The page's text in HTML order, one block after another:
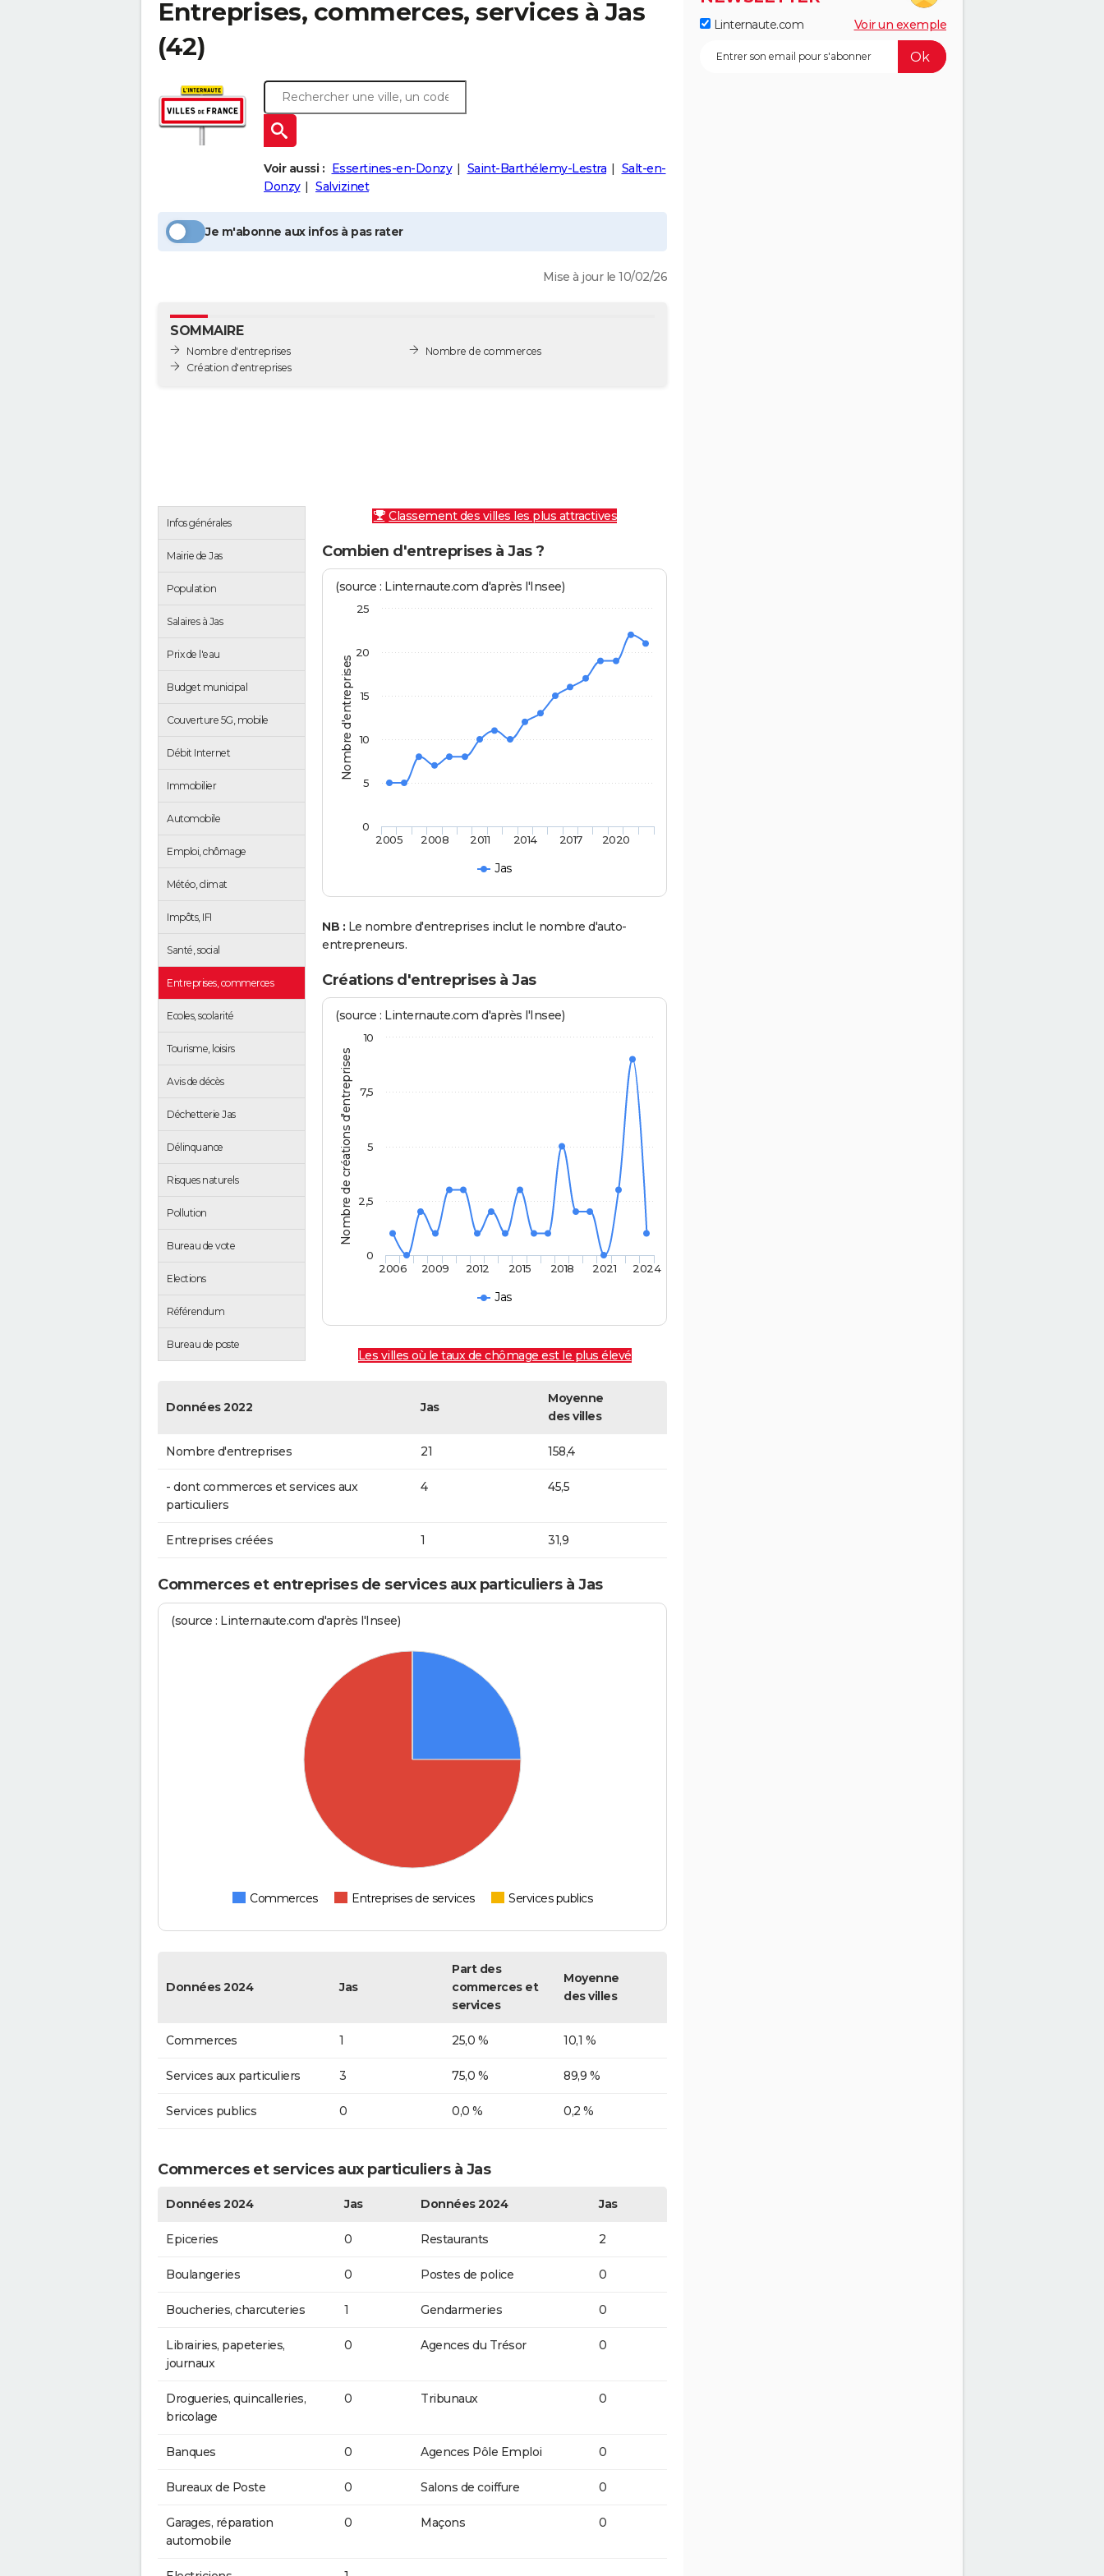
Entreprises, commerces, services àJas
(42)
Voir aussi : Essertines-en-Donzy Saint-Barthélemy-Lestra
Salt-en-
Donzy
Salvizinet
Je m'abonne aux infos à pas rater
Mise à jour le 10/02/26
SOMMAIRE
Nombre d'entreprises
Création d'entreprises
Nombre de commerces
Infos générales
Mairie de Jas
Population
Salaires à Jas
Prix de l'eau
Budget municipal
Couverture 5G, mobile
Débit Internet
Immobilier
Automobile
Emploi, chômage
Météo, climat
Impôts, IFI
Santé, social
Entreprises, commerces
Ecoles, scolarité
Tourisme, loisirs
Avis de décès
Déchetterie Jas
Délinquance
Risques naturels
Pollution
Bureau de vote
Elections
Référendum
Bureau de poste
Classement des villes les plus attractives
Combien d'entreprises à Jas ?
Nombre d'entreprises
(source : Linternaute.com d'après l'Insee)
Jas
2005 2008 2011 2014 2017 2020
0
5
10
15
20
25
NB : Le nombre d'entreprises inclut le nombre d'auto-
entrepreneurs.
Créations d'entreprises à Jas
Nombre de créations d'entreprises
(source : Linternaute.com d'après l'Insee)
Jas
2006 2009 2012 2015 2018 2021 2024
0
2,5
5
7,5
10
Les villes où le taux de chômage est le plus élevé
Données 2022 Jas
Moyenne
des villes
Nombre d'entreprises 21 158,4
- dont commerces et services aux
particuliers
4 45,5
Entreprises créées 1 31,9
Commerces et entreprises de services aux particuliers à Jas
(source : Linternaute.com d'après l'Insee)
Commerces Entreprises de services Services publics
Données 2024 Jas
Part des
commerces et
services
Moyenne
des villes
Commerces 1 25,0 % 10,1 %
Services aux particuliers 3 75,0 % 89,9 %
Services publics 0 0,0 % 0,2 %
Commerces et services aux particuliers à Jas
Données 2024 Jas Données 2024 Jas
Epiceries 0 Restaurants 2
Boulangeries 0 Postes de police 0
Boucheries, charcuteries 1 Gendarmeries 0
Librairies, papeteries,
journaux
0 Agences du Trésor 0
Drogueries, quincalleries,
bricolage
0 Tribunaux 0
Banques 0 Agences Pôle Emploi 0
Bureaux de Poste 0 Salons de coiffure 0
Garages, réparation
automobile
0 Maçons 0
Linternaute.com Voir un exemple